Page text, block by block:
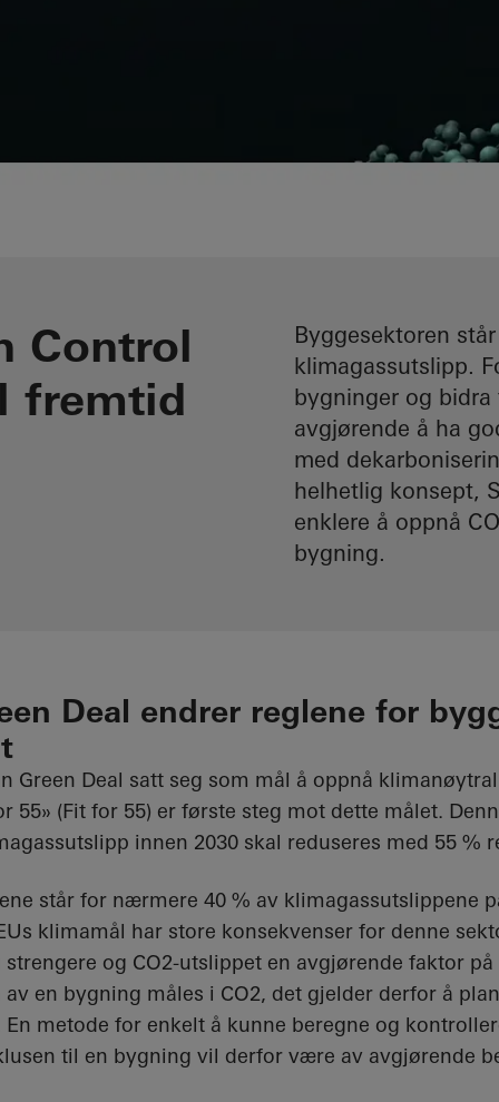
Control
fremtid
Byggesektoren
klimagassutslipp.
bygninger og
avgjørende å ha
med
helhetlig konsept,
enklere å oppnå
bygning.
Deal endrer reglene for
Green Deal satt seg som mål å oppnå
55» (Fit for 55) er første steg mot dette målet.
innen 2030 skal reduseres med 55 %
står for nærmere 40 % av klimagassutslippene
klimamål har store konsekvenser for denne
og CO2-utslippet en avgjørende faktor
en bygning måles i CO2, det gjelder derfor å
metode for enkelt å kunne beregne og
til en bygning vil derfor være av avgjørende